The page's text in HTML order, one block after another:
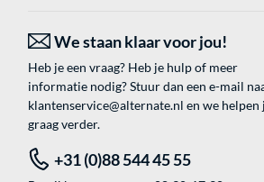
We staan klaar voor jou!
Heb je een vraag? Heb je hulp of meer
informatie nodig? Stuur dan een e-mail
klantenservice@alternate.nl en we helpen
graag verder.
+31 (0)88 544 45 55